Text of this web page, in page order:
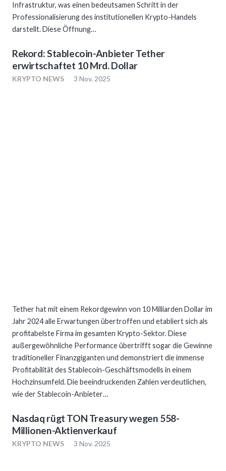
Infrastruktur, was einen bedeutsamen Schritt in der
Professionalisierung des institutionellen Krypto-Handels
darstellt. Diese Öffnung…
Rekord: Stablecoin-Anbieter Tether
erwirtschaftet 10 Mrd. Dollar
KRYPTO NEWS 3 Nov. 2025
Tether hat mit einem Rekordgewinn von 10 Milliarden Dollar im
Jahr 2024 alle Erwartungen übertroffen und etabliert sich als
profitabelste Firma im gesamten Krypto-Sektor. Diese
außergewöhnliche Performance übertrifft sogar die Gewinne
traditioneller Finanzgiganten und demonstriert die immense
Profitabilität des Stablecoin-Geschäftsmodells in einem
Hochzinsumfeld. Die beeindruckenden Zahlen verdeutlichen,
wie der Stablecoin-Anbieter…
Nasdaq rügt TON Treasury wegen 558-
Millionen-Aktienverkauf
KRYPTO NEWS 3 Nov. 2025